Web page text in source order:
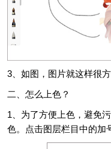
3、如图，图片就这样很方
二、怎么上色？
1、为了方便上色，避免
色。点击图层栏目中的加